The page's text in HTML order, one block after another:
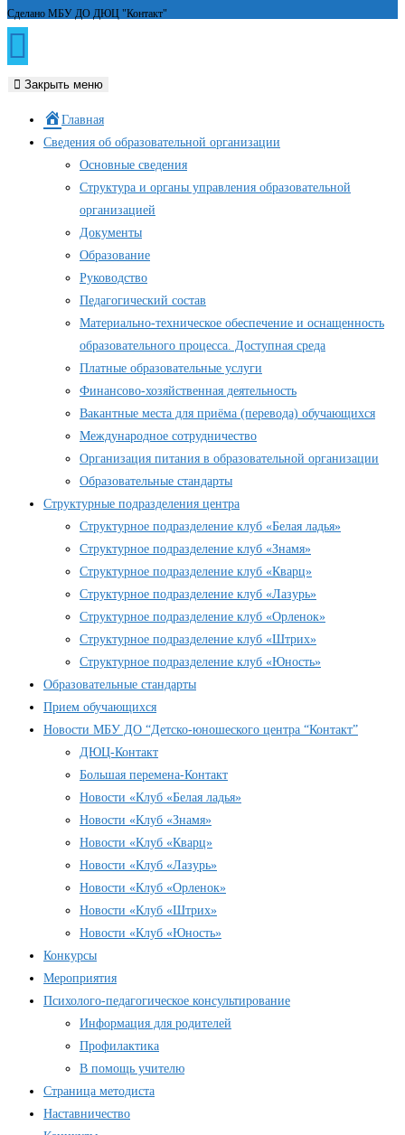
Сделано МБУ ДО ДЮЦ "Контакт"
Закрыть меню
Главная
Сведения об образовательной организации
Основные сведения
Структура и органы управления образовательной
организацией
Документы
Образование
Руководство
Педагогический состав
Материально-техническое обеспечение и оснащенность
образовательного процесса. Доступная среда
Платные образовательные услуги
Финансово-хозяйственная деятельность
Вакантные места для приёма (перевода) обучающихся
Международное сотрудничество
Организация питания в образовательной организации
Образовательные стандарты
Структурные подразделения центра
Структурное подразделение клуб «Белая ладья»
Структурное подразделение клуб «Знамя»
Структурное подразделение клуб «Кварц»
Структурное подразделение клуб «Лазурь»
Структурное подразделение клуб «Орленок»
Структурное подразделение клуб «Штрих»
Структурное подразделение клуб «Юность»
Образовательные стандарты
Прием обучающихся
Новости МБУ ДО “Детско-юношеского центра “Контакт”
ДЮЦ-Контакт
Большая перемена-Контакт
Новости «Клуб «Белая ладья»
Новости «Клуб «Знамя»
Новости «Клуб «Кварц»
Новости «Клуб «Лазурь»
Новости «Клуб «Орленок»
Новости «Клуб «Штрих»
Новости «Клуб «Юность»
Конкурсы
Мероприятия
Психолого-педагогическое консультирование
Информация для родителей
Профилактика
В помощь учителю
Страница методиста
Наставничество